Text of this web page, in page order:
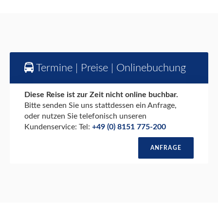
Termine | Preise | Onlinebuchung
Diese Reise ist zur Zeit nicht online buchbar.
Bitte senden Sie uns stattdessen ein Anfrage,
oder nutzen Sie telefonisch unseren
Kundenservice: Tel: +49 (0) 8151 775-200
ANFRAGE